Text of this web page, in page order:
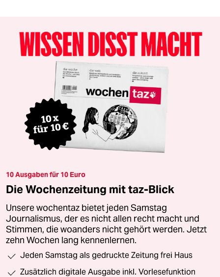
10 Ausgaben für 10 Euro
Die Wochenzeitung mit taz-Blick
Unsere wochentaz bietet jeden Samstag
Journalismus, der es nicht allen recht macht und
Stimmen, die woanders nicht gehört werden. Jetzt
zehn Wochen lang kennenlernen.
Jeden Samstag als gedruckte Zeitung frei Haus
Zusätzlich digitale Ausgabe inkl. Vorlesefunktion